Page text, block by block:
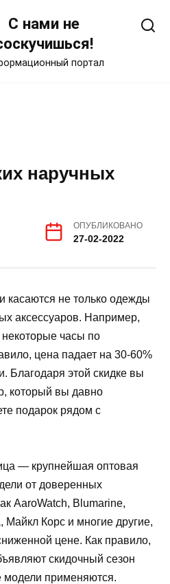
С нами не
портал
наручных
ОПУБЛИКОВАНО
27-02-2022
касаются не только одежды
аксессуаров. Например,
часы по
цена падает на 30-60%
Благодаря этой скидке вы
который вы давно
подарок рядом с
— крупнейшая оптовая
от доверенных
AaroWatch, Blumarine,
Корс и многие другие,
цене. Как правило,
скидочный сезон
модели применяются.